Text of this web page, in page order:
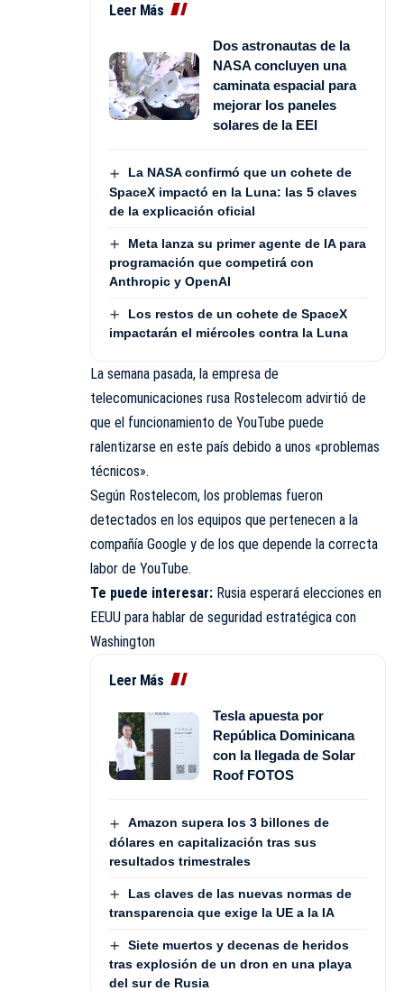
Leer Más
Dos astronautas de la
NASA concluyen una
caminata espacial para
mejorar los paneles
solares de la EEI
La NASA confirmó que un cohete de
SpaceX impactó en la Luna: las 5 claves
de la explicación oficial
Meta lanza su primer agente de IA para
programación que competirá con
Anthropic y OpenAI
Los restos de un cohete de SpaceX
impactarán el miércoles contra la Luna
La semana pasada, la empresa de
telecomunicaciones rusa Rostelecom advirtió de
que el funcionamiento de YouTube puede
ralentizarse en este país debido a unos «problemas
técnicos».
Según Rostelecom, los problemas fueron
detectados en los equipos que pertenecen a la
compañía Google y de los que depende la correcta
labor de YouTube.
Te puede interesar: Rusia esperará elecciones en
EEUU para hablar de seguridad estratégica con
Washington
Leer Más
Tesla apuesta por
República Dominicana
con la llegada de Solar
Roof FOTOS
Amazon supera los 3 billones de
dólares en capitalización tras sus
resultados trimestrales
Las claves de las nuevas normas de
transparencia que exige la UE a la IA
Siete muertos y decenas de heridos
tras explosión de un dron en una playa
del sur de Rusia